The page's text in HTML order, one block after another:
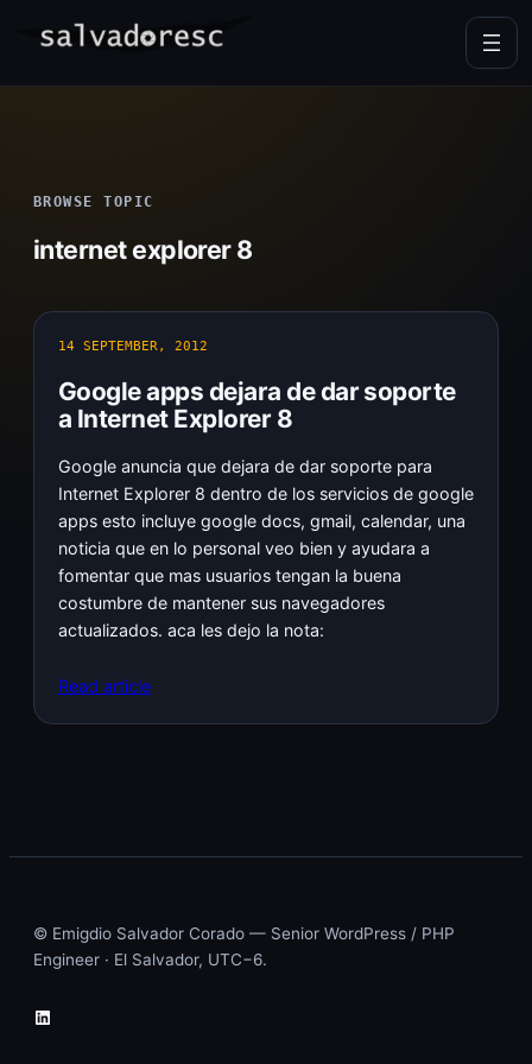
BROWSE TOPIC
internet explorer 8
14 SEPTEMBER, 2012
Google apps dejara de dar soporte
a Internet Explorer 8
Google anuncia que dejara de dar soporte para
Internet Explorer 8 dentro de los servicios de google
apps esto incluye google docs, gmail, calendar, una
noticia que en lo personal veo bien y ayudara a
fomentar que mas usuarios tengan la buena
costumbre de mantener sus navegadores
actualizados. aca les dejo la nota:
Read article
© Emigdio Salvador Corado — Senior WordPress / PHP
Engineer · El Salvador, UTC−6.
LinkedIn